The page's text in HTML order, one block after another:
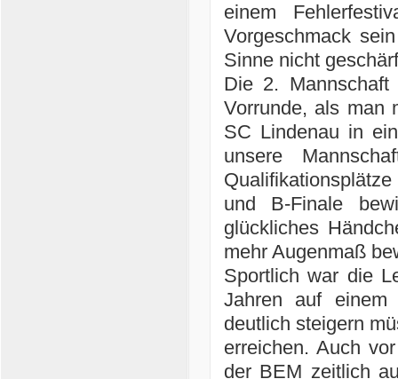
einem
Vorgeschmack
Sinne nicht
Die 2.
Vorrunde, als man
SC Lindenau in
unsere
und B-Finale
glückliches
mehr Augenmaß
Sportlich war die
Jahren auf
deutlich steigern
erreichen. Auch
der BEM zeitlich